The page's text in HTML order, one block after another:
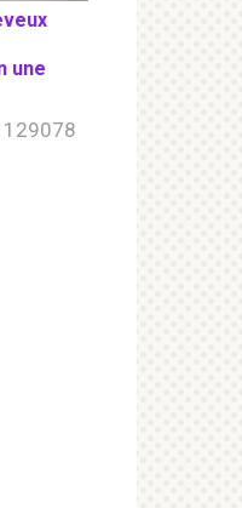
une
129078